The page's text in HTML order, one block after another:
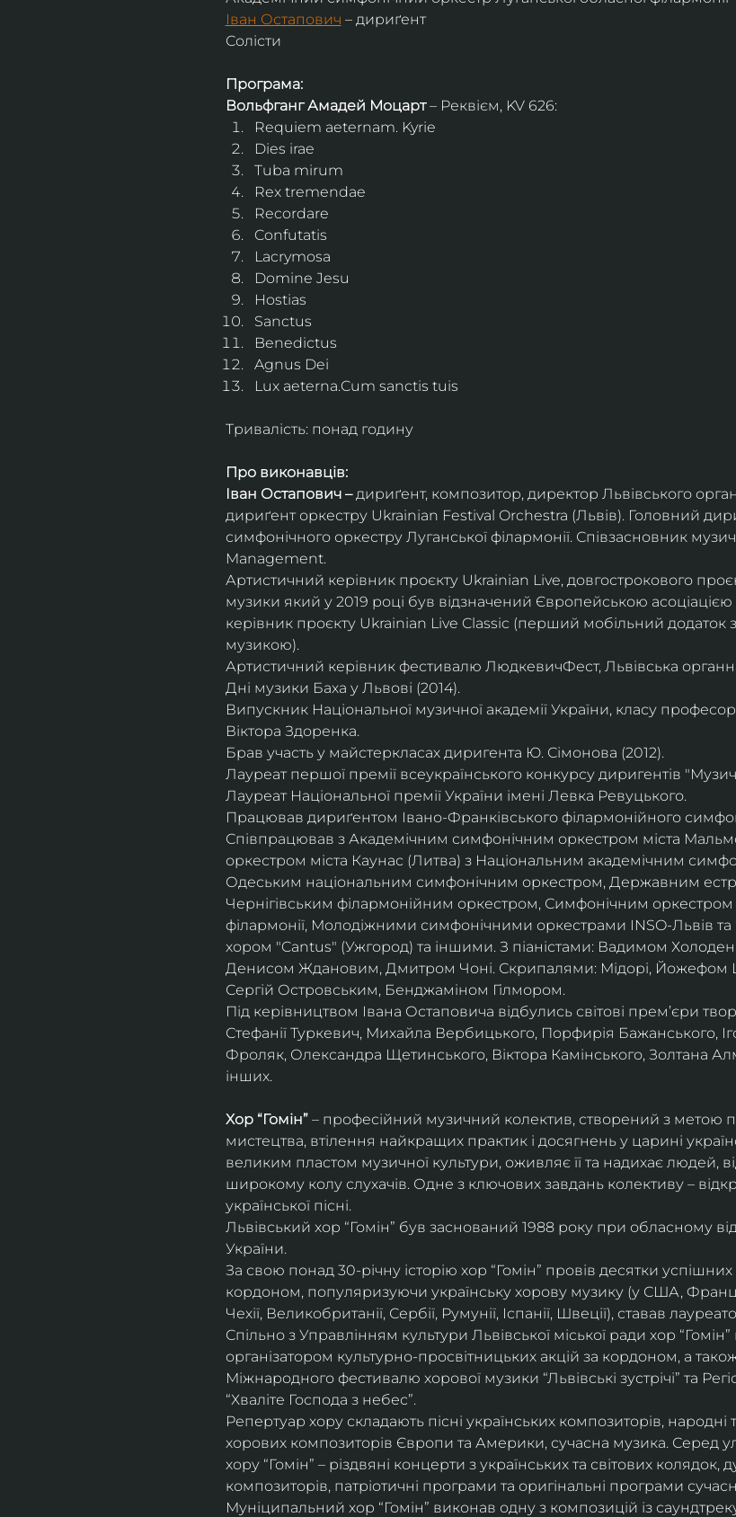
Іван Остапович – дириґент
Солісти
Програма:
Вольфганг Амадей Моцарт – Реквієм, KV 626:
Requiem aeternam. Kyrie
Dies irae
Tuba mirum
Rex tremendae
Recordare
Confutatis
Lacrymosa
Domine Jesu
Hostias
Sanctus
Benedictus
Agnus Dei
Lux aeterna.Cum sanctis tuis
Тривалість: понад годину
Про виконавців:
Іван Остапович – дириґент, композитор, директор Львівського
дириґент оркестру Ukrainian Festival Orchestra (Львів). Головний
симфонічного оркестру Луганської філармонії. Співзасновник
Management.
Артистичний керівник проєкту Ukrainian Live, довгострокового
музики який у 2019 році був відзначений Європейською
керівник проєкту Ukrainian Live Classic (перший мобільний додаток
музикою).
Артистичний керівник фестивалю ЛюдкевичФест, Львівська
Дні музики Баха у Львові (2014).
Випускник Національної музичної академії України, класу
Віктора Здоренка.
Брав участь у майстеркласах диригента Ю. Сімонова (2012).
Лауреат першої премії всеукраїнського конкурсу диригентів
Лауреат Національної премії України імені Левка Ревуцького.
Працював дириґентом Івано-Франківського філармонійного
Співпрацював з Академічним симфонічним оркестром міста
оркестром міста Каунас (Литва) з Національним академічним
Одеським національним симфонічним оркестром, Державним
Чернігівським філармонійним оркестром, Симфонічним оркестром
філармонії, Молодіжними симфонічними оркестрами INSO-Львів
хором "Cantus" (Ужгород) та іншими. З піаністами: Вадимом
Денисом Ждановим, Дмитром Чоні. Скрипалями: Мідорі,
Сергій Островським, Бенджаміном Гілмором.
Під керівництвом Івана Остаповича відбулись світові прем’єри
Стефанії Туркевич, Михайла Вербицького, Порфирія Бажанського,
Фроляк, Олександра Щетинського, Віктора Камінського, Золтана
інших.
Хор “Гомін” – професійний музичний колектив, створений з метою
мистецтва, втілення найкращих практик і досягнень у царині
великим пластом музичної культури, оживляє її та надихає людей,
широкому колу слухачів. Одне з ключових завдань колективу –
української пісні.
Львівський хор “Гомін” був заснований 1988 року при обласному
України.
За свою понад 30-річну історію хор “Гомін” провів десятки успішних
кордоном, популяризуючи українську хорову музику (у США,
Чехії, Великобританії, Сербії, Румунії, Іспанії, Швеції), ставав
Спільно з Управлінням культури Львівської міської ради хор
організатором культурно-просвітницьких акцій за кордоном, а
Міжнародного фестивалю хорової музики “Львівські зустрічі” та
“Хваліте Господа з небес”.
Репертуар хору складають пісні українських композиторів, народні
хорових композиторів Європи та Америки, сучасна музика. Серед
хору “Гомін” – різдвяні концерти з українських та світових колядок,
композиторів, патріотичні програми та оригінальні програми
Муніципальний хор “Гомін” виконав одну з композицій із